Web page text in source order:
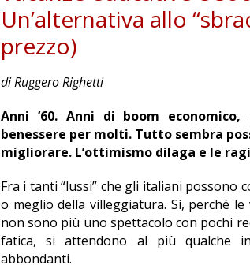
Un’alternativa allo
prezzo)
di Ruggero Righetti
Anni ’60. Anni di boom
benessere per molti. Tutto sembra
migliorare. L’ottimismo dilaga e le
Fra i tanti “lussi” che gli italiani possono
o meglio della villeggiatura. Sì, perché
non sono più uno spettacolo con pochi
fatica, si attendono al più qualche
abbondanti.